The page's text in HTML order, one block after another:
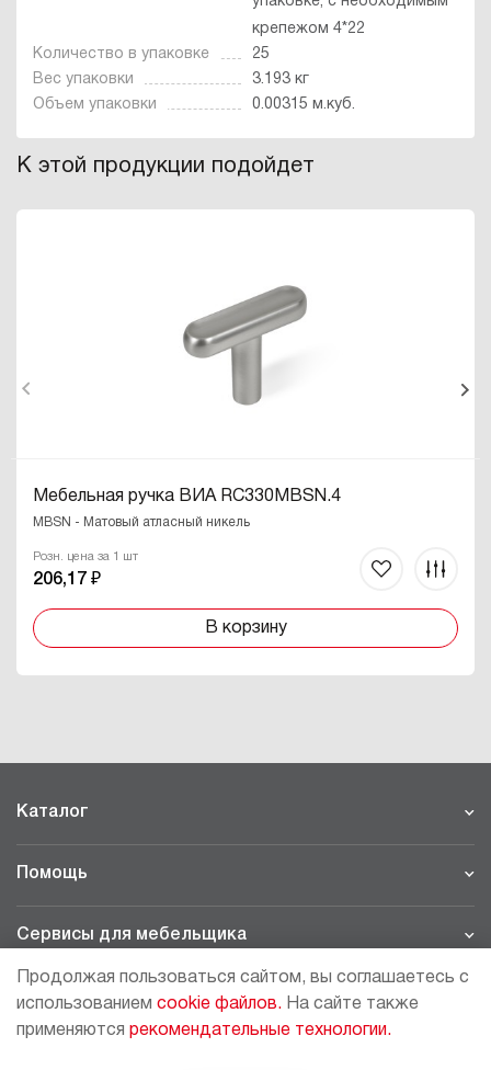
крепежом 4*22
Количество в упаковке
25
Вес упаковки
3.193 кг
Объем упаковки
0.00315 м.куб.
К этой продукции подойдет
Мебельная ручка ВИА RC330MBSN.4
MBSN - Матовый атласный никель
Розн. цена за 1 шт
206,17 ₽
В корзину
Каталог
Помощь
Сервисы для мебельщика
МОСКВА - ШОУРУМ/СКЛАД
Продолжая пользоваться сайтом, вы соглашаетесь с
использованием cookie файлов. На сайте также
применяются рекомендательные технологии.